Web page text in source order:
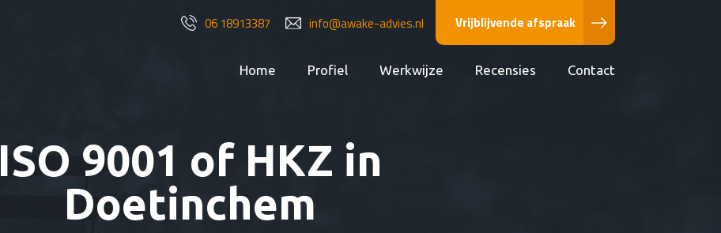
06 18913387 info@awake-advies.nl Vrijblijvende afspraak
Home Profiel Werkwijze Recensies Contact
ISO 9001 of HKZ in
Doetinchem